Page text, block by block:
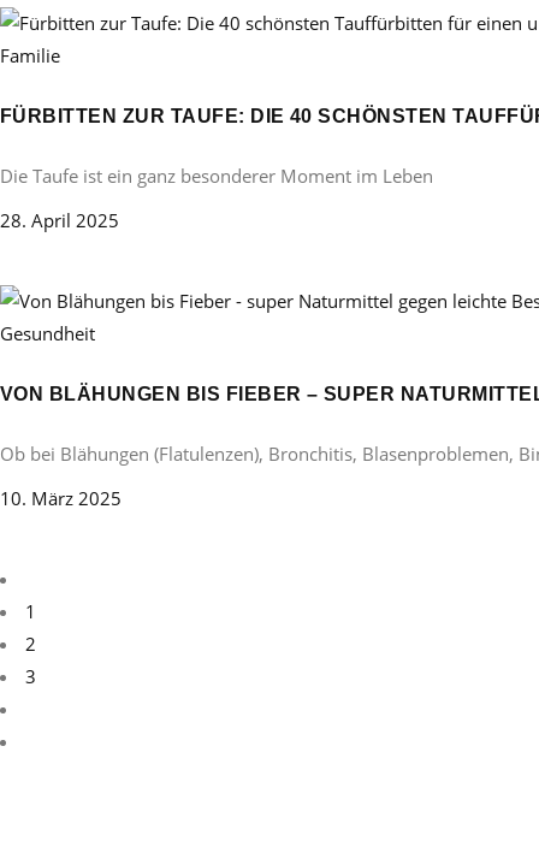
Familie
FÜRBITTEN ZUR TAUFE: DIE 40 SCHÖNSTEN
Die Taufe ist ein ganz besonderer Moment im Leben
28. April 2025
Gesundheit
VON BLÄHUNGEN BIS FIEBER – SUPER
Ob bei Blähungen (Flatulenzen), Bronchitis, Blasenproblemen,
10. März 2025
1
2
3